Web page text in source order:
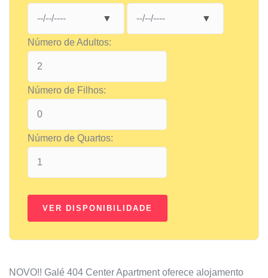
Número de Adultos:
Número de Filhos:
Número de Quartos:
NOVO!! Galé 404 Center Apartment oferece alojamento